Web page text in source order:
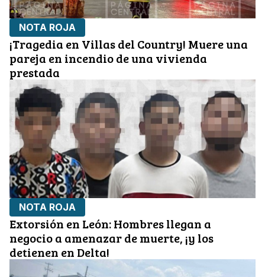
NOTA ROJA
¡Tragedia en Villas del Country! Muere una
pareja en incendio de una vivienda
prestada
NOTA ROJA
Extorsión en León: Hombres llegan a
negocio a amenazar de muerte, ¡y los
detienen en Delta!